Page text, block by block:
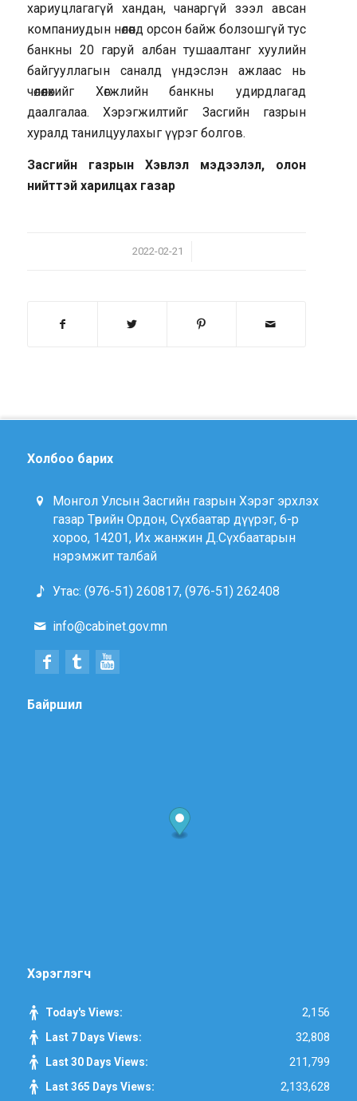
хариуцлагагүй хандан, чанаргүй зээл авсан
компаниудын нөлөөнд орсон байж болзошгүй тус
банкны 20 гаруй албан тушаалтанг хуулийн
байгууллагын саналд үндэслэн ажлаас нь
чөлөөлөхийг Хөгжлийн банкны удирдлагад
даалгалаа. Хэрэгжилтийг Засгийн газрын
хуралд танилцуулахыг үүрэг болгов.
Засгийн газрын Хэвлэл мэдээлэл, олон
нийттэй харилцах газар
2022-02-21
/
Холбоо барих
Монгол Улсын Засгийн газрын Хэрэг эрхлэх
газар Төрийн Ордон, Сүхбаатар дүүрэг, 6-р
хороо, 14201, Их жанжин Д.Сүхбаатарын
нэрэмжит талбай
Утас: (976-51) 260817, (976-51) 262408
info@cabinet.gov.mn
Байршил
Хэрэглэгч
Today's Views: 2,156
Last 7 Days Views: 32,808
Last 30 Days Views: 211,799
Last 365 Days Views: 2,133,628